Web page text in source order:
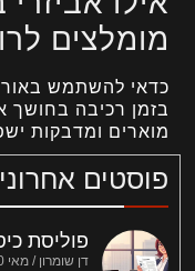
פוסטים
פוליסת
דן שומרון מאי 20, 2026
מומלצים
כדאי להשתמש
בזמן רכיבה בחושך
מוארים ומדבקות